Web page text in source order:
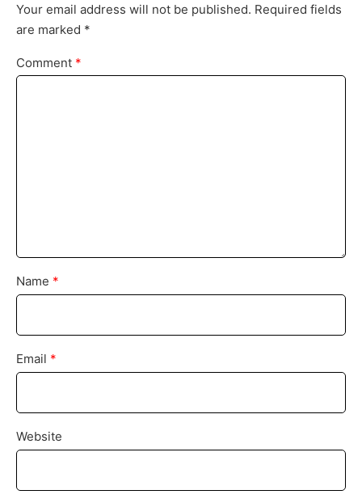
Your email address will not be published. Required fields
are marked *
Comment *
Name *
Email *
Website